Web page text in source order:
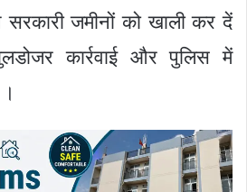
जमीनों को खाली कर दें
कार्रवाई और पुलिस में